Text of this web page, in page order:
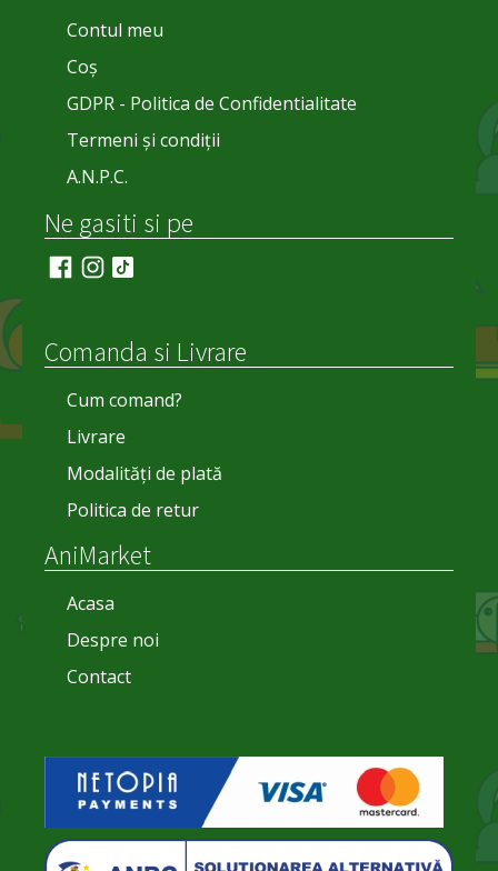
Contul meu
Coș
GDPR - Politica de Confidentialitate
Termeni și condiții
A.N.P.C.
Ne gasiti si pe
Comanda si Livrare
Cum comand?
Livrare
Modalități de plată
Politica de retur
AniMarket
Acasa
Despre noi
Contact